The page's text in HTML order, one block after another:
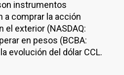
instrumentos
a comprar la acción
exterior (NASDAQ:
en pesos (BCBA:
evolución del dólar CCL.